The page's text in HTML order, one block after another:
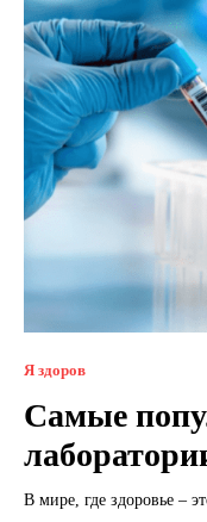
Я здоров
Самые
В мире, где здоровье –